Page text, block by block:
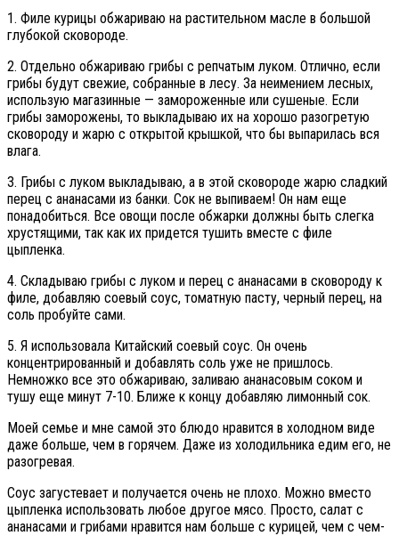
1. Филе курицы обжариваю на растительном масле в большой
глубокой сковороде.
2. Отдельно обжариваю грибы с репчатым луком. Отлично, если
грибы будут свежие, собранные в лесу. За неимением лесных,
использую магазинные — замороженные или сушеные. Если
грибы заморожены, то выкладываю их на хорошо разогретую
сковороду и жарю с открытой крышкой, что бы выпарилась вся
влага.
3. Грибы с луком выкладываю, а в этой сковороде жарю сладкий
перец с ананасами из банки. Сок не выпиваем! Он нам еще
понадобиться. Все овощи после обжарки должны быть слегка
хрустящими, так как их придется тушить вместе с филе
цыпленка.
4. Складываю грибы с луком и перец с ананасами в сковороду к
филе, добавляю соевый соус, томатную пасту, черный перец, на
соль пробуйте сами.
5. Я использовала Китайский соевый соус. Он очень
концентрированный и добавлять соль уже не пришлось.
Немножко все это обжариваю, заливаю ананасовым соком и
тушу еще минут 7-10. Ближе к концу добавляю лимонный сок.
Моей семье и мне самой это блюдо нравится в холодном виде
даже больше, чем в горячем. Даже из холодильника едим его, не
разогревая.
Соус загустевает и получается очень не плохо. Можно вместо
цыпленка использовать любое другое мясо. Просто, салат с
ананасами и грибами нравится нам больше с курицей, чем с чем-